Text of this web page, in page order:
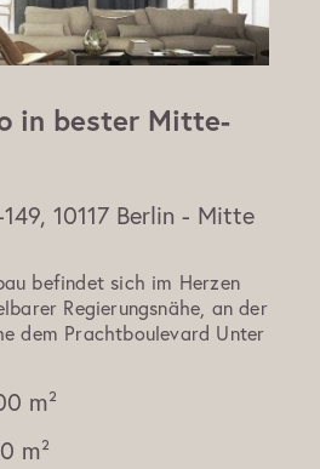
in bester Mitte-
10117 Berlin - Mitte
befindet sich im Herzen
Regierungsnähe, an der
dem Prachtboulevard Unter
m²
m²